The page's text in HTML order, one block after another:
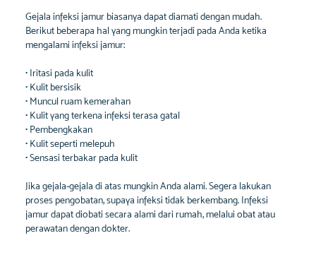
Gejala infeksi jamur biasanya dapat diamati dengan mudah.
Berikut beberapa hal yang mungkin terjadi pada Anda ketika
mengalami infeksi jamur:
• Iritasi pada kulit
• Kulit bersisik
• Muncul ruam kemerahan
• Kulit yang terkena infeksi terasa gatal
• Pembengkakan
• Kulit seperti melepuh
• Sensasi terbakar pada kulit
Jika gejala-gejala di atas mungkin Anda alami. Segera lakukan
proses pengobatan, supaya infeksi tidak berkembang. Infeksi
jamur dapat diobati secara alami dari rumah, melalui obat atau
perawatan dengan dokter.